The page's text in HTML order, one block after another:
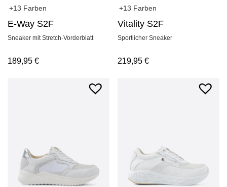
+13 Farben
E-Way S2F
Sneaker mit Stretch-Vorderblatt
189,95 €
+13 Farben
Vitality S2F
Sportlicher Sneaker
219,95€